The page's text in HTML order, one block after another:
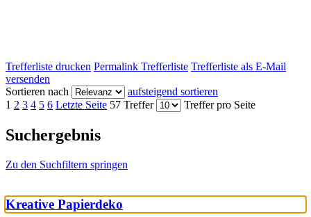
Trefferliste drucken Permalink Trefferliste Trefferliste als E-Mail
versenden
Sortieren nach
aufsteigend sortieren
1 2 3 4 5 6 Letzte Seite 57 Treffer Treffer pro Seite
Suchergebnis
Zu den Suchfiltern springen
Kreative Papierdeko